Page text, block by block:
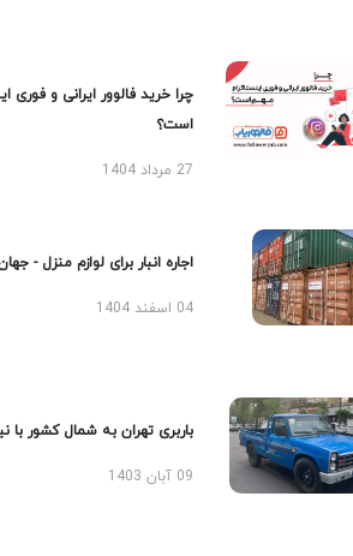
چرا خرید فالوور ایرانی و فوری
است؟
27 مرداد 1404
اجاره انبار برای لوازم منزل - جهان
04 اسفند 1404
باربری تهران به شمال کشور با
09 آبان 1403